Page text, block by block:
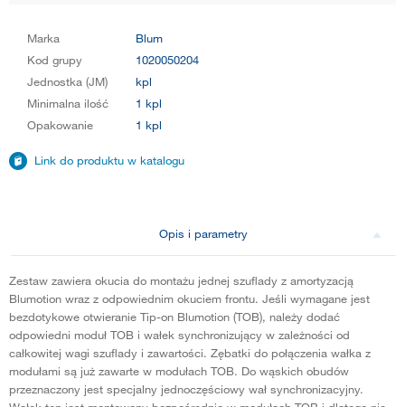
Marka
Blum
Kod grupy
1020050204
Jednostka (JM)
kpl
Minimalna ilość
1 kpl
Opakowanie
1 kpl
Link do produktu w katalogu
Opis i parametry
Zestaw zawiera okucia do montażu jednej szuflady z amortyzacją
Blumotion wraz z odpowiednim okuciem frontu. Jeśli wymagane jest
bezdotykowe otwieranie Tip-on Blumotion (TOB), należy dodać
odpowiedni moduł TOB i wałek synchronizujący w zależności od
całkowitej wagi szuflady i zawartości. Zębatki do połączenia wałka z
modułami są już zawarte w modułach TOB. Do wąskich obudów
przeznaczony jest specjalny jednoczęściowy wał synchronizacyjny.